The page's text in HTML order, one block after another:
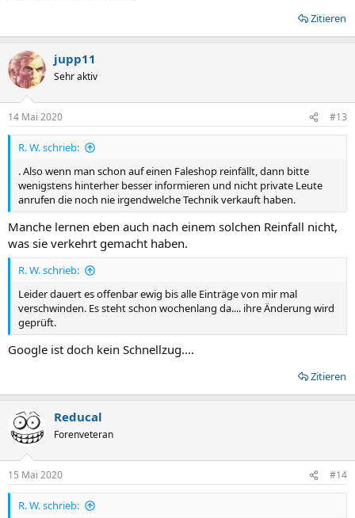
Zitieren
jupp11
Sehr aktiv
14 Mai 2020 #13
R. W. schrieb:
. Also wenn man schon auf einen Faleshop reinfällt, dann bitte
wenigstens hinterher besser informieren und nicht private Leute
anrufen die noch nie irgendwelche Technik verkauft haben.
Manche lernen eben auch nach einem solchen Reinfall nicht,
was sie verkehrt gemacht haben.
R. W. schrieb:
Leider dauert es offenbar ewig bis alle Einträge von mir mal
verschwinden. Es steht schon wochenlang da.... ihre Änderung wird
geprüft.
Google ist doch kein Schnellzug....
Zitieren
Reducal
Forenveteran
15 Mai 2020 #14
R. W. schrieb: